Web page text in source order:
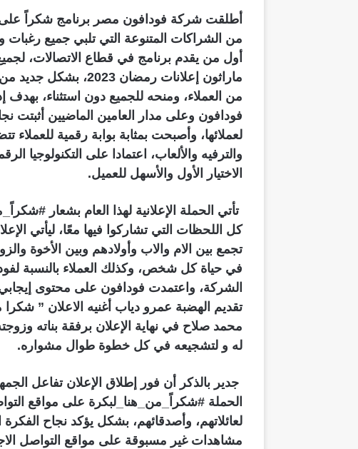
أطلقت شركة فودافون مصر برنامج شكراً على
من الشراكات المتنوعة التي تلبي جميع رغبات
أول من يقدم برنامج في قطاع الاتصالات،
ماراثون إعلانات
من العملاء، ومنحه للجميع دون استثناء،
فودافون وعلى مدار العامين الماضيين أثبتت
لعملائها، وأصبحت بمثابة بوابة رقمية للعملاء
والترفيه والألعاب، اعتمادا على التكنولوجيا
الاختيار الأول والأسهل للعميل.
تأتي الحملة الإعلانية لهذا العام بشعار
كل اللحظات التي تشاركوا فيها معًا، ليأتي
تجمع بين الام والاب وأولادهم وبين الأخوة
في حياة كل شخص، وكذلك العملاء بالنسبة
الشركة، واعتمدت فودافون على محتوى
تقديم الهضبة عمرو دياب أغنيه الاعلان ”
محمد صلاح في نهاية الإعلان برفقة بناته
له و لتشجيعه في كل خطوة طوال مشواره.
جدير بالذكر أن فور إطلاق الإعلان تفاعل
الحملة #شكراً_من_هنا_لبكرة على مواقع
لعائلاتهم، وأصدقائهم، بشكل يؤكد نجاح
مشاهدات غير مسبوقة على مواقع التواصل